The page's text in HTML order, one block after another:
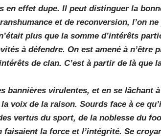
en effet dupe. Il peut distinguer la
et de reconversion, l’on
plus que la somme d’intérêts
à défendre. On est amené à n’être
de clan. C’est à partir de là que
bannières virulentes, et en se lâchant
voix de la raison. Sourds face à ce
vertus du sport, de la noblesse du
faisaient la force et l’intégrité. Se